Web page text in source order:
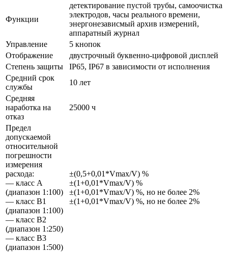
Функции
детектирование пустой трубы, самоочистка
электродов, часы реального времени,
энергонезависмый архив измерений,
аппаратный журнал
Управление
5 кнопок
Отображение
двустрочный буквенно-цифровой дисплей
Степень защиты
IP65, IP67 в зависимости от исполнения
Средний срок
службы
10 лет
Средняя
наработка на
отказ
25000 ч
Предел
допускаемой
относительной
погрешности
измерения
расхода:
— класс А
(диапазон 1:100)
— класс B1
(диапазон 1:100)
— класс B2
(диапазон 1:250)
— класс B3
(диапазон 1:500)
±(0,5+0,01*Vmax/V) %
±(1+0,01*Vmax/V) %
±(1+0,01*Vmax/V) %, но не более 2%
±(1+0,01*Vmax/V) %, но не более 2%